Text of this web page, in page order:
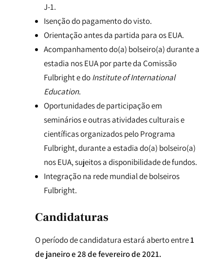
J-1.
Isenção do pagamento do visto.
Orientação antes da partida para os EUA.
Acompanhamento do(a) bolseiro(a) durante a
estadia nos EUA por parte da Comissão
Fulbright e doInstitute of International
Education.
Oportunidades de participação em
seminários e outras atividades culturais e
científicas organizados pelo Programa
Fulbright, durante a estadia do(a) bolseiro(a)
nos EUA, sujeitos a disponibilidade de fundos.
Integração na rede mundial de bolseiros
Fulbright.
Candidaturas
O período de candidatura estará aberto entre1
de janeiro e 28 de fevereiro de 2021.